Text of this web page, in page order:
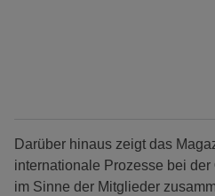
Darüber hinaus zeigt das
internationale Prozesse bei der
im Sinne der Mitglieder